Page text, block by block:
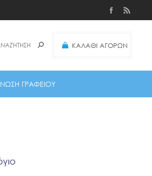
ΚΑΛΑΘΙ ΑΓΟΡΩΝ
ΓΡΑΦΕΙΟΥ